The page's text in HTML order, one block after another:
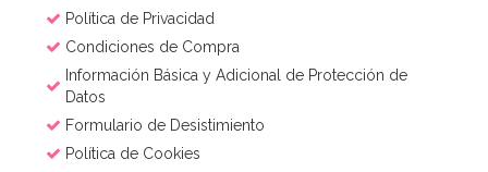
Política de Privacidad
Condiciones de Compra
Información Básica y Adicional de Protección de
Datos
Formulario de Desistimiento
Política de Cookies